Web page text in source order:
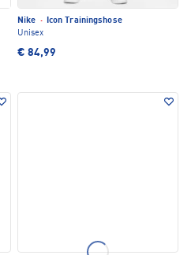
Nike · Icon Trainingshose
Unisex
€ 84,99